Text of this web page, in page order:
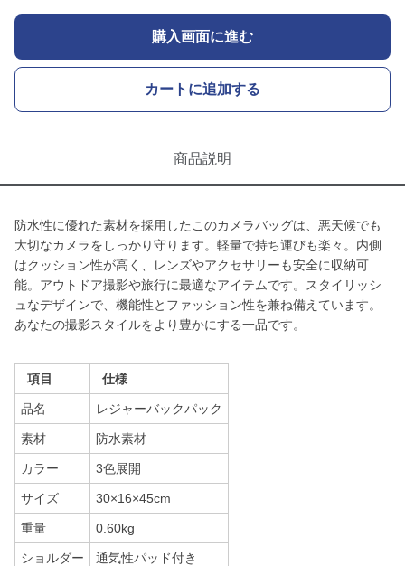
購入画面に進む
カートに追加する
商品説明
防水性に優れた素材を採用したこのカメラバッグは、悪天候でも
大切なカメラをしっかり守ります。軽量で持ち運びも楽々。内側
はクッション性が高く、レンズやアクセサリーも安全に収納可
能。アウトドア撮影や旅行に最適なアイテムです。スタイリッシ
ュなデザインで、機能性とファッション性を兼ね備えています。
あなたの撮影スタイルをより豊かにする一品です。
項目 仕様
品名 レジャーバックパック
素材 防水素材
カラー 3色展開
サイズ 30×16×45cm
重量 0.60kg
ショルダー 通気性パッド付き